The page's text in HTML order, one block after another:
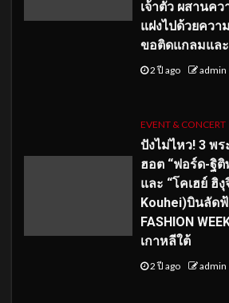
เจ้าตัว ผสานคว
แฝงไปด้วยคว
ขอติดแกลมแล
2 ปี ago admin
EVENT & CONCERT
ปังไม่ไหว! 3 พ
ฮอต “ฟอร์ด-ฐิติ
และ “โคเฮย์ ฮิ
Kouhei)บินลัดฟ้
FASHION
เกาหลีใต้
2 ปี ago admin